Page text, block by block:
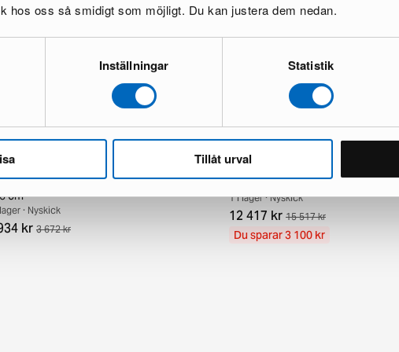
hos oss så smidigt som möjligt. Du kan justera dem nedan.
Inställningar Statistik
Tillåt urval
handknotted orientalisk matta 63 x
cm
· Nyskick
kr 3 672 kr
Aktscha orientalisk matta 249 x
1 i lager · Nyskick
12 417 kr 15 517 kr
Du sparar 3 100 kr